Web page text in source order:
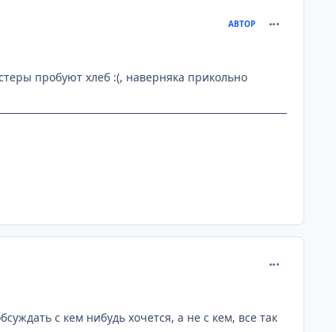
АВТОР
пробуют хлеб :(, наверняка прикольно
с кем нибудь хочется, а не с кем, все так